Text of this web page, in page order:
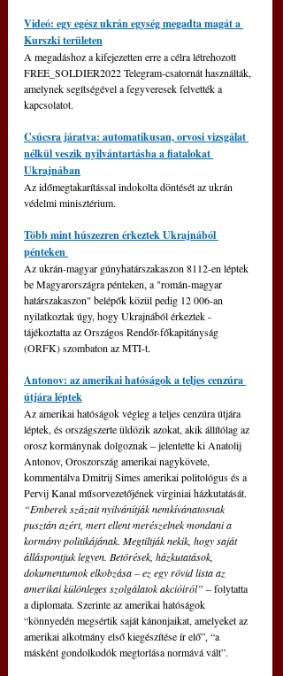
Videó: egy egész ukrán egység megadta magát a
Kurszki területen
A megadáshoz a kifejezetten erre a célra létrehozott
FREE_SOLDIER2022 Telegram-csatornát használták,
amelynek segítségével a fegyveresek felvették a
kapcsolatot.
Csúcsra járatva: automatikusan, orvosi vizsgálat
nélkül veszik nyilvántartásba a fiatalokat
Ukrajnában
Az időmegtakarítással indokolta döntését az ukrán
védelmi minisztérium.
Több mint húszezren érkeztek Ukrajnából
pénteken
Az ukrán-magyar gúnyhatárszakaszon 8112-en léptek
be Magyarországra pénteken, a "román-magyar
határszakaszon" belépők közül pedig 12 006-an
nyilatkoztak úgy, hogy Ukrajnából érkeztek -
tájékoztatta az Országos Rendőr-főkapitányság
(ORFK) szombaton az MTI-t.
Antonov: az amerikai hatóságok a teljes cenzúra
útjára léptek
Az amerikai hatóságok végleg a teljes cenzúra útjára
léptek, és országszerte üldözik azokat, akik állítólag az
orosz kormánynak dolgoznak – jelentette ki Anatolij
Antonov, Oroszország amerikai nagykövete,
kommentálva Dmitrij Simes amerikai politológus és a
Pervij Kanal műsorvezetőjének virginiai házkutatását.
“Emberek százait nyilvánítják nemkívánatosnak
pusztán azért, mert ellent merészelnek mondani a
kormány politikájának. Megtiltják nekik, hogy saját
álláspontjuk legyen. Betörések, házkutatások,
dokumentumok elkobzása – ez egy rövid lista az
amerikai különleges szolgálatok akcióiról” – folytatta
a diplomata. Szerinte az amerikai hatóságok
“könnyedén megsértik saját kánonjaikat, amelyeket az
amerikai alkotmány első kiegészítése ír elő”, “a
másként gondolkodók megtorlása normává vált”.